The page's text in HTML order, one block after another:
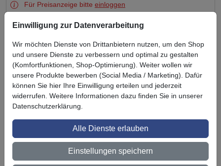
Für Preisanzeige bitte einloggen
Zuletzt angesehen
Einwilligung zur Datenverarbeitung
Wir möchten Dienste von Drittanbietern nutzen, um den Shop
und unsere Dienste zu verbessern und optimal zu gestalten
(Komfortfunktionen, Shop-Optimierung). Weiter wollen wir
unsere Produkte bewerben (Social Media / Marketing). Dafür
können Sie hier Ihre Einwilligung erteilen und jederzeit
widerrufen. Weitere Informationen dazu finden Sie in unserer
Datenschutzerklärung.
Alle Dienste erlauben
Einstellungen speichern